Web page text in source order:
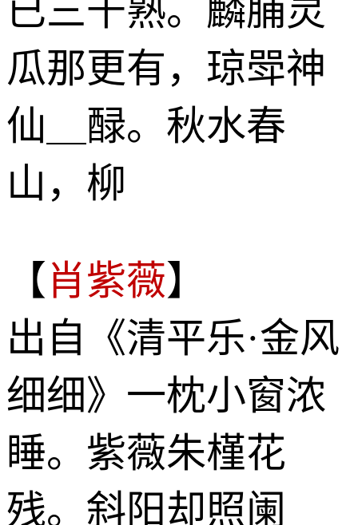
已三千熟。麟脯灵
瓜那更有，琼斝神
仙＿醁。秋水春
山，柳
【 肖紫薇】
出自《清平乐·金风
细细》一枕小窗浓
睡。紫薇朱槿花
残。斜阳却照阑